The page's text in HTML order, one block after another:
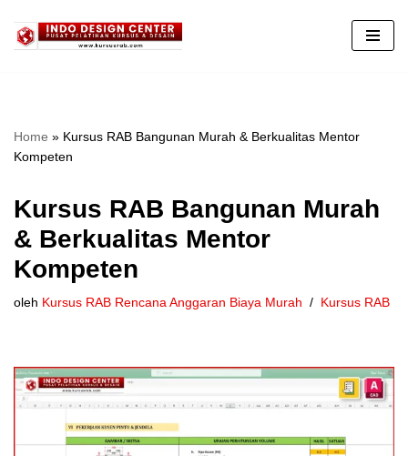
Lompat
Home » Kursus RAB Bangunan Murah & Berkualitas Mentor
Kompeten
Kursus RAB Bangunan Murah
& Berkualitas Mentor
Kompeten
oleh Kursus RAB Rencana Anggaran Biaya Murah Kursus RAB